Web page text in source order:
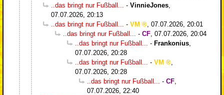
..das bringt nur Fußball...
- VinnieJones
07.07.2026, 20:13
..das bringt nur Fußball...
- VM
07.07.2026, 20:01
..das bringt nur Fußball...
- CF 07.07.2026, 20:04
..das bringt nur Fußball...
- Frankonius
07.07.2026, 20:28
..das bringt nur Fußball...
- VM
07.07.2026, 20:28
..das bringt nur Fußball...
- CF
07.07.2026, 22:40